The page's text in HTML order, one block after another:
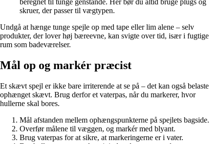
beregnet til tunge genstande. Her bør du altid bruge plugs og
skruer, der passer til vægtypen.
Undgå at hænge tunge spejle op med tape eller lim alene – selv
produkter, der lover høj bæreevne, kan svigte over tid, især i fugtige
rum som badeværelser.
Mål op og markér præcist
Et skævt spejl er ikke bare irriterende at se på – det kan også belaste
ophænget skævt. Brug derfor et vaterpas, når du markerer, hvor
hullerne skal bores.
Mål afstanden mellem ophængspunkterne på spejlets bagside.
Overfør målene til væggen, og markér med blyant.
Brug vaterpas for at sikre, at markeringerne er i vater.